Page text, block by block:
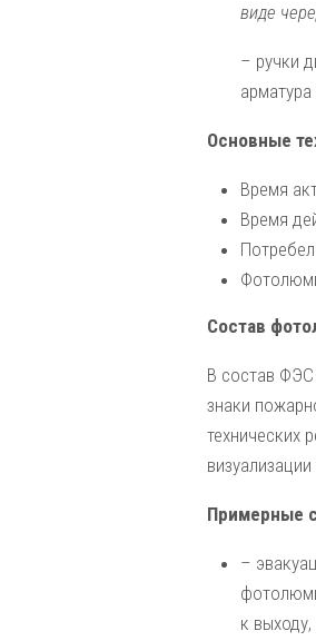
виде
– ручки
Основные
Время
Время
Состав
В состав ФЭС
знаки
технических
Примерные
–
к